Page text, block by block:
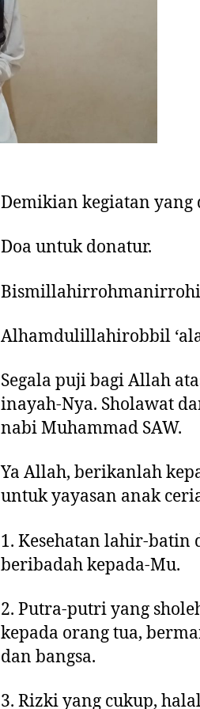
Demikian kegiatan
Doa untuk donatur.
Alhamdulillahirobbil
Segala puji bagi Allah
inayah-Nya. Sholawat
nabi Muhammad SAW.
Ya Allah, berikanlah
untuk yayasan anak
1. Kesehatan lahir-
beribadah kepada-Mu.
2. Putra-putri yang
kepada orang tua,
dan bangsa.
3. Rizki yang cukup,